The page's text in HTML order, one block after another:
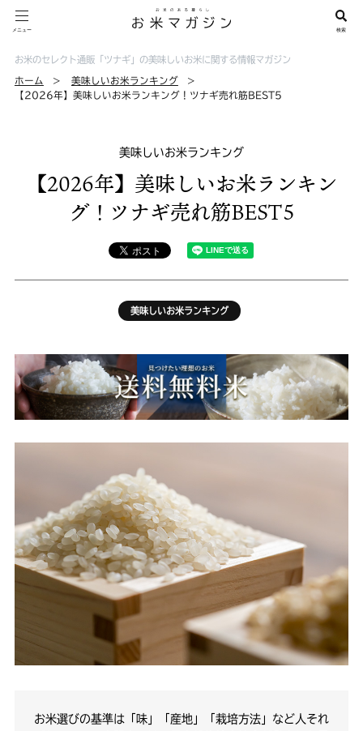
お米のセレクト通販「ツナギ」の美味しいお米に関する情報マガジン
ホーム
美味しいお米ランキング
【2026年】美味しいお米ランキング！ツナギ売れ筋BEST5
美味しいお米ランキング
【2026年】美味しいお米ランキン
グ！ツナギ売れ筋BEST5
美味しいお米ランキング
お米選びの基準は「味」「産地」「栽培方法」など人それ